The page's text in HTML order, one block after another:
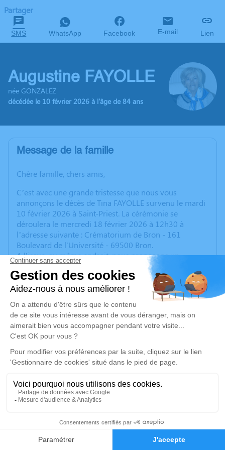
Faire-part Hommages
Partager
SMS WhatsApp Facebook E-mail Lien
Augustine FAYOLLE
née GONZALEZ
décédée le 10 février 2026 à l'âge de 84 ans
Message de la famille
Chère famille, chers amis,
C’est avec une grande tristesse que nous vous
annonçons le décès de Tina FAYOLLE survenu le mardi
10 février 2026 à Saint-Priest. La cérémonie se
déroulera le mercredi 18 février 2026 à 12h30 à
l’adresse suivante : Crématorium de Bron - 161
Boulevard de l'Université - 69500 Bron.
A l'issue, au même endroit, nous proposons un
moment de convivialité autour d'une petite collation.
Nous vous invitons à utiliser cet espace pour laisser
vos condoléances, partager des photos souvenirs, une
anecdote ou exprimer vos pensées à travers des
poèmes ou des textes. Cet endroit est un lieu
d'expression dédié à honorer la mémoire de Tina
FAYOLLE.
Nous ne souhaitons pas de fleurs. Des dons pour la
ligue contre le Cancer sont privilégiés (une urne sera
Cérémonie civile